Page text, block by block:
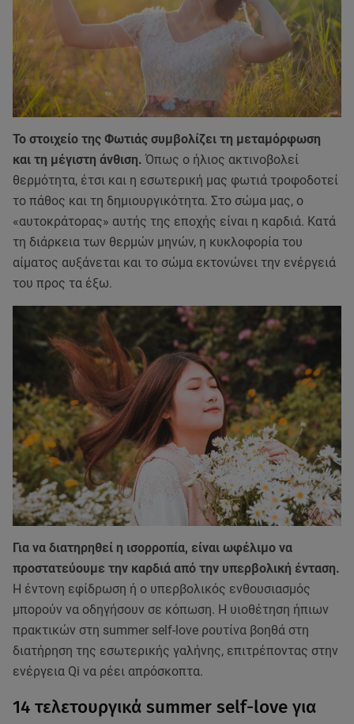
Το στοιχείο της Φωτιάς συμβολίζει τη μεταμόρφωση
και τη μέγιστη άνθιση. Όπως ο ήλιος ακτινοβολεί
θερμότητα, έτσι και η εσωτερική μας φωτιά τροφοδοτεί
το πάθος και τη δημιουργικότητα. Στο σώμα μας, ο
«αυτοκράτορας» αυτής της εποχής είναι η καρδιά. Κατά
τη διάρκεια των θερμών μηνών, η κυκλοφορία του
αίματος αυξάνεται και το σώμα εκτονώνει την ενέργειά
του προς τα έξω.
Για να διατηρηθεί η ισορροπία, είναι ωφέλιμο να
προστατεύουμε την καρδιά από την υπερβολική ένταση.
Η έντονη εφίδρωση ή ο υπερβολικός ενθουσιασμός
μπορούν να οδηγήσουν σε κόπωση. Η υιοθέτηση ήπιων
πρακτικών στη summer self-love ρουτίνα βοηθά στη
διατήρηση της εσωτερικής γαλήνης, επιτρέποντας στην
ενέργεια Qi να ρέει απρόσκοπτα.
14 τελετουργικά summer self-love για